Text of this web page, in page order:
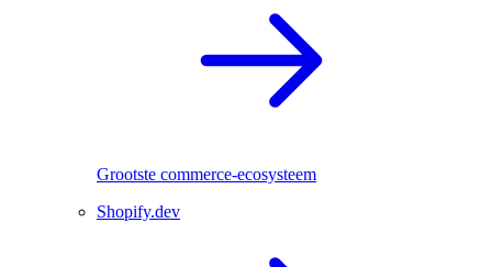
Grootste commerce-ecosysteem
Shopify.dev